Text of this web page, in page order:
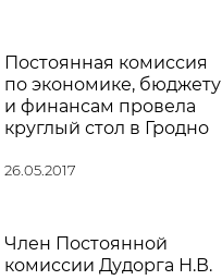
Постоянная комиссия
по экономике, бюджету
и финансам провела
круглый стол в Гродно
26.05.2017
Член Постоянной
комиссии Дудорга Н.В.